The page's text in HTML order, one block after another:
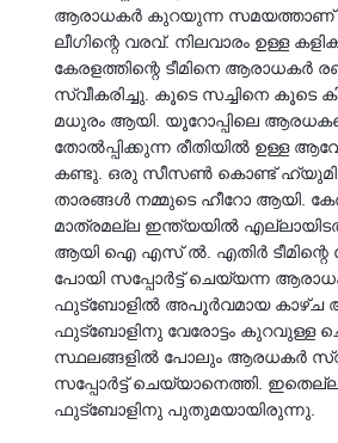
ആരാധകർ കുറയുന്ന സമയത്താണ്
ലീഗിന്റെ വരവ്. നിലവാരം ഉള്ള
കേരളത്തിന്റെ ടീമിനെ ആരാധകർ
സ്വീകരിച്ചു. കൂടെ സച്ചിനെ കൂടെ
മധുരം ആയി. യൂറോപ്പിലെ
തോൽപ്പിക്കുന്ന രീതിയിൽ ഉള്ള
കണ്ടു. ഒരു സീസൺ കൊണ്ട്
താരങ്ങൾ നമ്മുടെ ഹീറോ ആയി.
മാത്രമല്ല ഇന്ത്യയിൽ
ആയി ഐ എസ് ൽ. എതിർ ടീമിന്റെ
പോയി സപ്പോർട്ട് ചെയ്യന്ന
ഫുട്‍ബോളിൽ അപൂർവമായ കാഴ്ച
ഫുട്‍ബോളിനു വേരോട്ടം കുറവുള്ള
സ്ഥലങ്ങളിൽ പോലും ആരധകർ
സപ്പോർട്ട് ചെയ്യാനെത്തി.
ഫുട്‍ബോളിനു പുതുമയായിരുന്നു.